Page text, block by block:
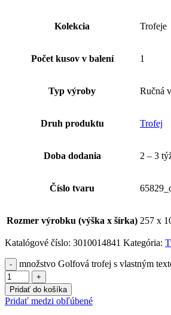
Kolekcia Trofeje
Počet kusov v balení 1
Typ výroby Ručná
Druh produktu Trofej
Doba dodania 2 – 3
Číslo tvaru
Rozmer výrobku (výška x šírka) 257 x
Katalógové číslo: 3010014841 Kategória:
množstvo Golfová trofej s vlastným
Pridať do košíka
Pridať medzi obľúbené